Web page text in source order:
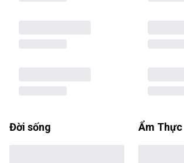
Đời sống Ẩm Thực